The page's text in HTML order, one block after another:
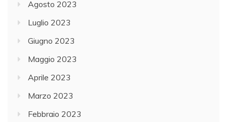
Agosto 2023
Luglio 2023
Giugno 2023
Maggio 2023
Aprile 2023
Marzo 2023
Febbraio 2023